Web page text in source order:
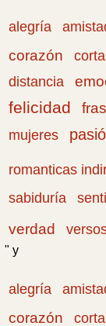
alegría
corazón
distancia
felicidad
mujeres
romanticas
sabiduría
verdad
" y
alegría
corazón